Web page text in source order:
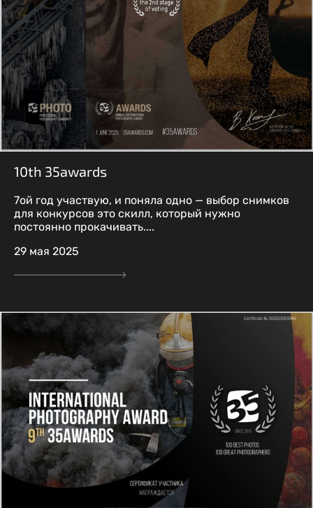
10th 35awards
7ой год участвую, и поняла одно — выбор снимков
для конкурсов это скилл, который нужно
постоянно прокачивать....
29 мая 2025